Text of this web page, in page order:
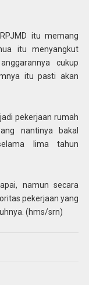
itu memang
itu menyangkut
cukup
itu pasti akan
pekerjaan rumah
nantinya bakal
lima tahun
namun secara
pekerjaan yang
(hms/srn)